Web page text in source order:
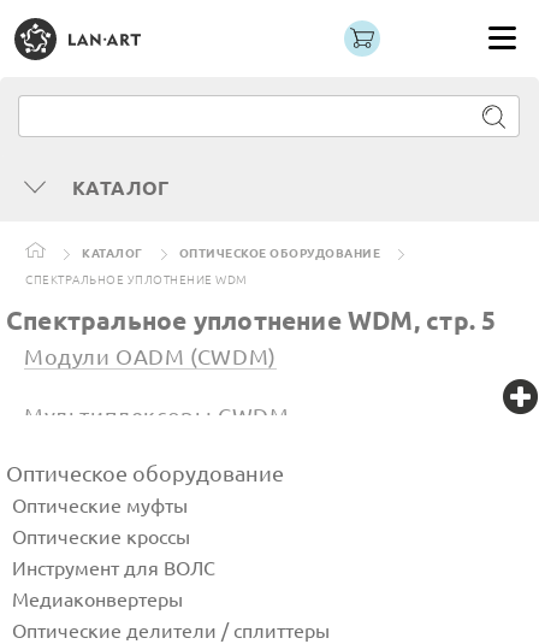
КАТАЛОГ
КАТАЛОГ
ОПТИЧЕСКОЕ ОБОРУДОВАНИЕ
СПЕКТРАЛЬНОЕ УПЛОТНЕНИЕ WDM
Спектральное уплотнение WDM, стр. 5
Модули OADM (CWDM)
Мультиплексоры CWDM
Оптические циркуляторы
Фильтры CWDM, DWDM, CATV
Оптическое оборудование
Оптические муфты
Оптические кроссы
Инструмент для ВОЛС
Медиаконвертеры
Оптические делители / сплиттеры